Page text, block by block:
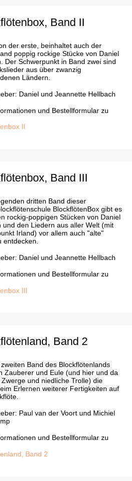
Band II
der erste, beinhaltet auch der
poppig rockige Stücke von Daniel
Der Schwerpunkt in Band zwei sind
aus über zwanzig
Ländern.
Daniel und Jeannette Hellbach
und Bestellformular zu
II
Band III
dritten Band dieser
BlockflötenBox gibt es
rockig-poppigen Stücken von Daniel
und den Liedern aus aller Welt (mit
Irland) vor allem auch "alte"
entdecken.
Daniel und Jeannette Hellbach
und Bestellformular zu
III
Band 2
Band des Blockflötenlands
Zauberer und Eule (und hier und da
und niedliche Trolle) die
Erlernen weiterer Fertigkeiten auf
Paul van der Voort und Michiel
und Bestellformular zu
Band 2